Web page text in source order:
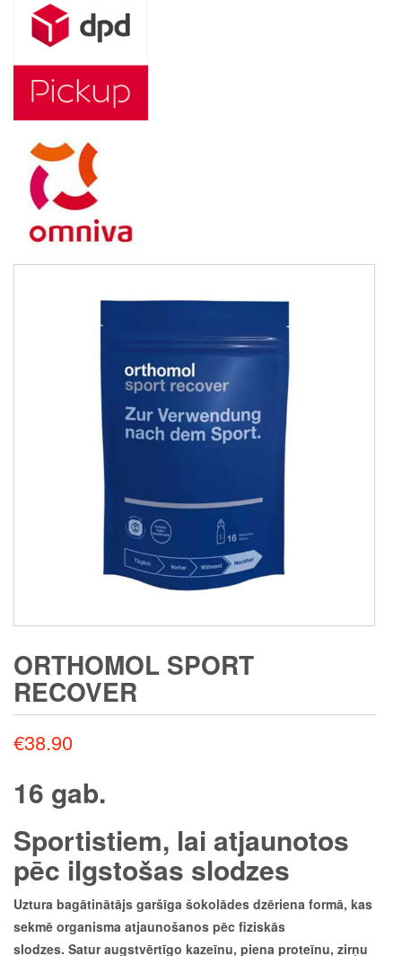
ORTHOMOL SPORT
RECOVER
€38.90
16 gab.
Sportistiem, lai atjaunotos
pēc ilgstošas slodzes
Uztura bagātinātājs garšīga šokolādes dzēriena formā, kas
sekmē organisma atjaunošanos pēc fiziskās
slodzes. Satur augstvērtīgo kazeīnu, piena proteīnu, zirņu